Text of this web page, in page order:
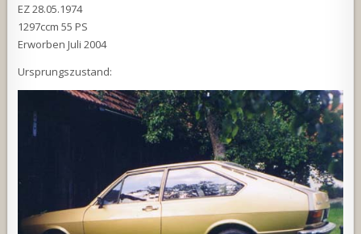
EZ 28.05.1974
1297ccm 55 PS
Erworben Juli 2004
Ursprungszustand: